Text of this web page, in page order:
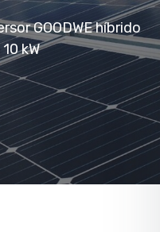
GOODWE híbrido
kW